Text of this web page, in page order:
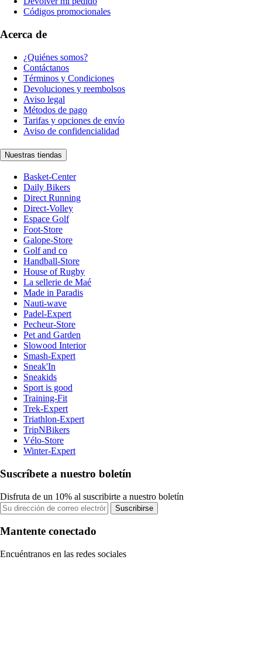
Códigos promocionales
Acerca de
¿Quiénes somos?
Contáctanos
Términos y Condiciones
Devoluciones y reembolsos
Aviso legal
Métodos de pago
Tarifas y opciones de envío
Aviso de confidencialidad
Nuestras tiendas
Basket-Center
Daily Bikers
Direct Running
Direct-Volley
Espace Golf
Foot-Store
Galope-Store
Golf and co
Handball-Store
House of Rugby
La sellerie de Maé
Made in Paradis
Nauti-wave
Padel-Expert
Pecheur-Store
Pet and Garden
Slowood Interior
Smash-Expert
Sneak'In
Sneakids
Sport is good
Training-Fit
Trek-Expert
Triathlon-Expert
TripNBikers
Vélo-Store
Winter-Expert
Suscríbete a nuestro boletín
Disfruta de un 10% al suscribirte a nuestro boletín
Suscribirse
Mantente conectado
Encuéntranos en las redes sociales